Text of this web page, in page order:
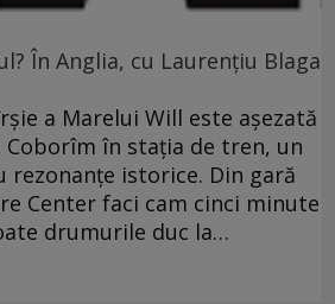
În Anglia, cu Laurenţiu Blaga
a Marelui Will este aşezată
în staţia de tren, un
rezonanţe istorice. Din gară
Center faci cam cinci minute
drumurile duc la…